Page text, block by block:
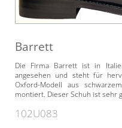
Barrett
Die Firma Barrett ist in
angesehen und steht für
Oxford-Modell aus
montiert. Dieser Schuh ist sehr
102U083